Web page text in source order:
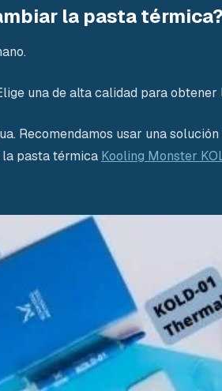
la pasta térmica?
una de alta calidad para obtener
Recomendamos usar una
la pasta térmica Kooling Monster